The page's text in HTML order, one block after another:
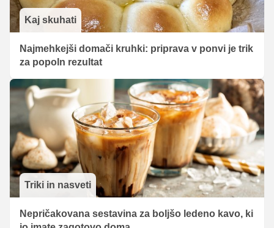
Kaj skuhati
Najmehkejši domači kruhki: priprava v ponvi je trik
za popoln rezultat
Triki in nasveti
Nepričakovana sestavina za boljšo ledeno kavo, ki